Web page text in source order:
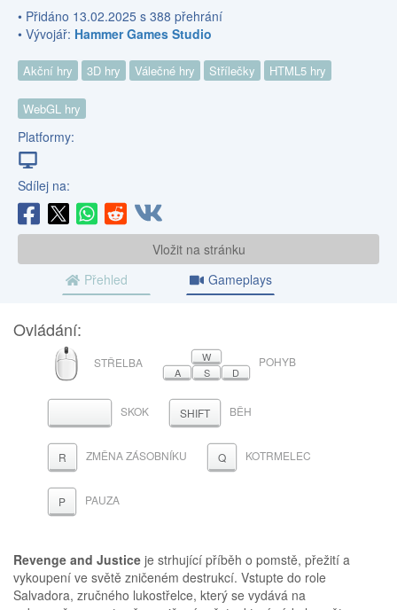
• Přidáno 13.02.2025 s 388 přehrání
• Vývojář: Hammer Games Studio
Akční hry 3D hry Válečné hry Střílečky HTML5 hry
WebGL hry
Platformy:
Sdílej na:
Vložit na stránku
Přehled
Gameplays
Ovládání:
MYŠ
STŘELBA
W
A
S D
POHYB
MEZERNÍKSKOK SHIFT BĚH
R ZMĚNA ZÁSOBNÍKU Q KOTRMELEC
P PAUZA
Revenge and Justice je strhující příběh o pomstě, přežití a
vykoupení ve světě zničeném destrukcí. Vstupte do role
Salvadora, zručného lukostřelce, který se vydává na